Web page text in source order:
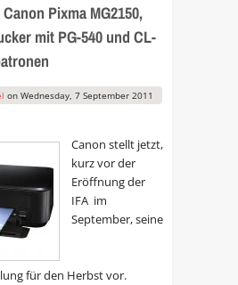
Pixma MG2150,
mit PG-540 und CL-
on Wednesday, 7 September 2011
Canon stellt jetzt,
kurz vor der
Eröffnung der
IFA im
September, seine
für den Herbst vor.